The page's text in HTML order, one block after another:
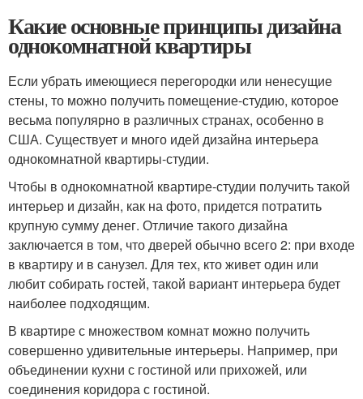
Какие основные принципы дизайна
однокомнатной квартиры
Если убрать имеющиеся перегородки или ненесущие
стены, то можно получить помещение-студию, которое
весьма популярно в различных странах, особенно в
США. Существует и много идей дизайна интерьера
однокомнатной квартиры-студии.
Чтобы в однокомнатной квартире-студии получить такой
интерьер и дизайн, как на фото, придется потратить
крупную сумму денег. Отличие такого дизайна
заключается в том, что дверей обычно всего 2: при входе
в квартиру и в санузел. Для тех, кто живет один или
любит собирать гостей, такой вариант интерьера будет
наиболее подходящим.
В квартире с множеством комнат можно получить
совершенно удивительные интерьеры. Например, при
объединении кухни с гостиной или прихожей, или
соединения коридора с гостиной.